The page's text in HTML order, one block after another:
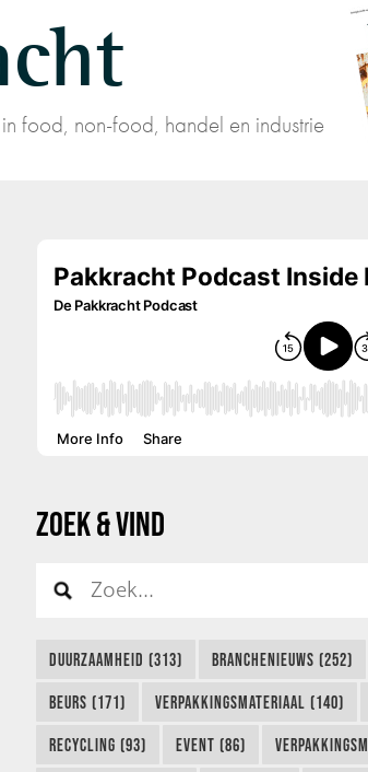
food, non-food, handel en industrie
ZOEK & VIND
DUURZAAMHEID (313) BRANCHENIEUWS (252)
BEURS (171) VERPAKKINGSMATERIAAL (140)
RECYCLING (93) EVENT (86)